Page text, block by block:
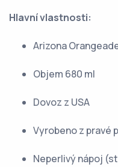
Hlavní vlastnosti:
Arizona
Objem 680 ml
Dovoz z USA
Vyrobeno z pravé
Neperlivý nápoj